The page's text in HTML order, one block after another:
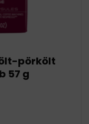
pörkölt
57 g